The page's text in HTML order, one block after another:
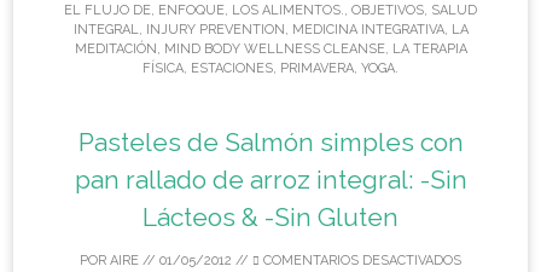
EL FLUJO DE, ENFOQUE, LOS ALIMENTOS., OBJETIVOS, SALUD
INTEGRAL, INJURY PREVENTION, MEDICINA INTEGRATIVA, LA
MEDITACIÓN, MIND BODY WELLNESS CLEANSE, LA TERAPIA
FÍSICA, ESTACIONES, PRIMAVERA, YOGA.
Pasteles de Salmón simples con
pan rallado de arroz integral: -Sin
Lácteos & -Sin Gluten
POR AIRE // 01/05/2012 // COMENTARIOS DESACTIVADOS